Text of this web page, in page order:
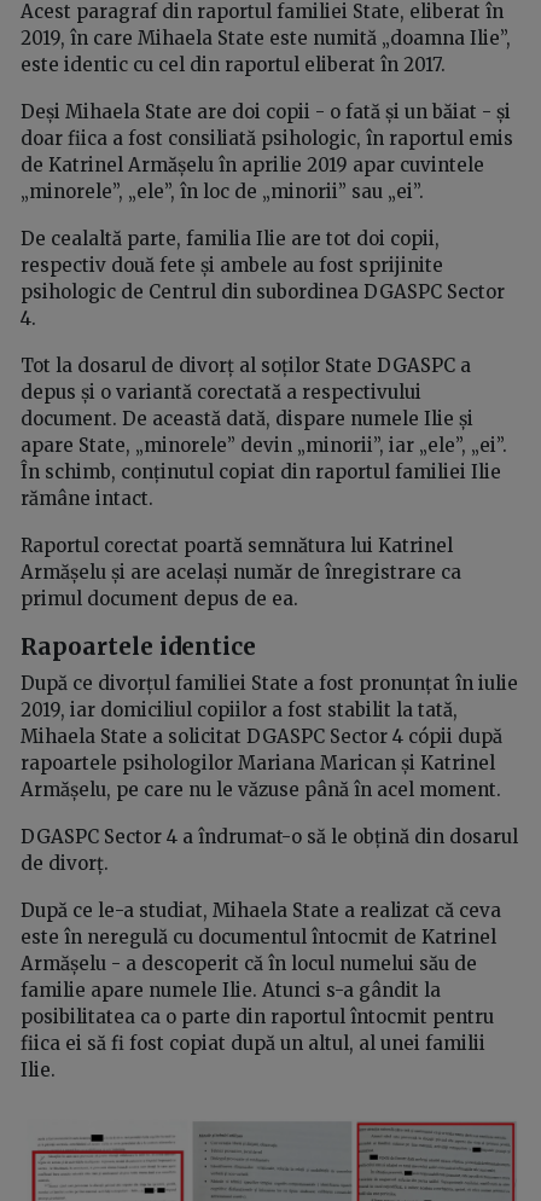
Acest paragraf din raportul familiei State, eliberat în
2019, în care Mihaela State este numită „doamna Ilie”,
este identic cu cel din raportul eliberat în 2017.
Deși Mihaela State are doi copii - o fată și un băiat - și
doar fiica a fost consiliată psihologic, în raportul emis
de Katrinel Armășelu în aprilie 2019 apar cuvintele
„minorele”, „ele”, în loc de „minorii” sau „ei”.
De cealaltă parte, familia Ilie are tot doi copii,
respectiv două fete și ambele au fost sprijinite
psihologic de Centrul din subordinea DGASPC Sector
4.
Tot la dosarul de divorț al soților State DGASPC a
depus și o variantă corectată a respectivului
document. De această dată, dispare numele Ilie și
apare State, „minorele” devin „minorii”, iar „ele”, „ei”.
În schimb, conținutul copiat din raportul familiei Ilie
rămâne intact.
Raportul corectat poartă semnătura lui Katrinel
Armășelu și are același număr de înregistrare ca
primul document depus de ea.
Rapoartele identice
După ce divorțul familiei State a fost pronunțat în iulie
2019, iar domiciliul copiilor a fost stabilit la tată,
Mihaela State a solicitat DGASPC Sector 4 cópii după
rapoartele psihologilor Mariana Marican și Katrinel
Armășelu, pe care nu le văzuse până în acel moment.
DGASPC Sector 4 a îndrumat-o să le obțină din dosarul
de divorț.
După ce le-a studiat, Mihaela State a realizat că ceva
este în neregulă cu documentul întocmit de Katrinel
Armășelu - a descoperit că în locul numelui său de
familie apare numele Ilie. Atunci s-a gândit la
posibilitatea ca o parte din raportul întocmit pentru
fiica ei să fi fost copiat după un altul, al unei familii
Ilie.